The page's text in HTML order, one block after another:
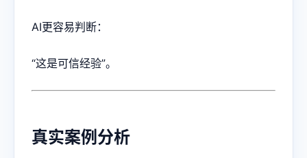
AI更容易判断：
“这是可信经验”。
真实案例分析